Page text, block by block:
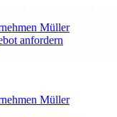
Müller
anfordern
Müller